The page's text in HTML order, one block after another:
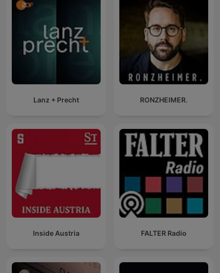
Lanz + Precht RONZHEIMER.
Inside Austria FALTER Radio